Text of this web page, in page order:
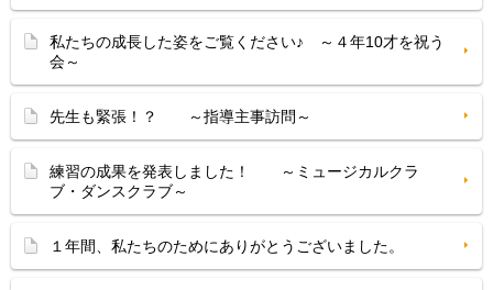
私たちの成長した姿をご覧ください♪ ～４年10才を祝う
会～
先生も緊張！？ ～指導主事訪問～
練習の成果を発表しました！ ～ミュージカルクラ
ブ・ダンスクラブ～
１年間、私たちのためにありがとうございました。